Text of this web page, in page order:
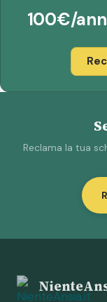
100€/
Reclama la tua